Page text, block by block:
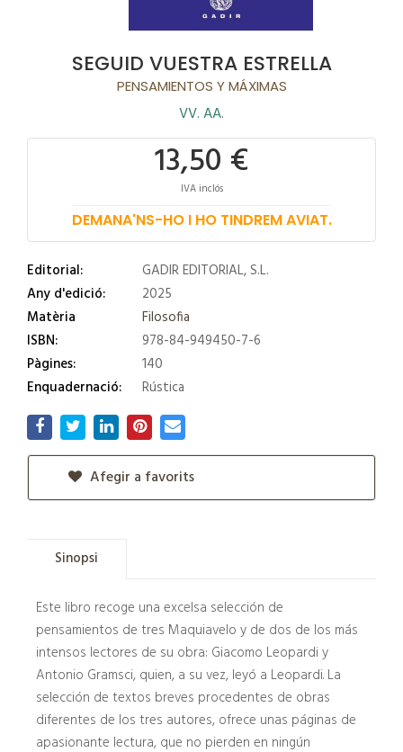
SEGUID VUESTRA ESTRELLA
PENSAMIENTOS Y MÁXIMAS
VV. AA.
13,50 €
IVA inclós
DEMANA'NS-HO I HO TINDREM AVIAT.
Editorial:
GADIR EDITORIAL, S.L.
Any d'edició:
2025
Matèria
Filosofia
ISBN:
978-84-949450-7-6
Pàgines:
140
Enquadernació:
Rústica
Afegir a favorits
Sinopsi
Este libro recoge una excelsa selección de
pensamientos de tres Maquiavelo y de dos de los más
intensos lectores de su obra: Giacomo Leopardi y
Antonio Gramsci, quien, a su vez, leyó a Leopardi. La
selección de textos breves procedentes de obras
diferentes de los tres autores, ofrece unas páginas de
apasionante lectura, que no pierden en ningún